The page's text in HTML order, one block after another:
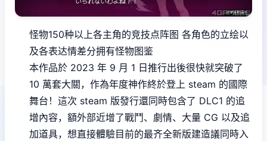
怪物150种以上各主角的竞技点阵图 各角色的立绘以
及各表达情差分拥有怪物图鉴
本作品於 2023 年 9 月 1 日推行出後很快就突破了
10 萬套大關，作為年度神作終於登上 steam 的國際
舞台！這次 steam 版發行還同時包含了 DLC1 的追
增內容，額外部近增了戰鬥、劇情、大量 CG 以及追
加道具，想直接體驗目前的最齐全新版建造議同時入